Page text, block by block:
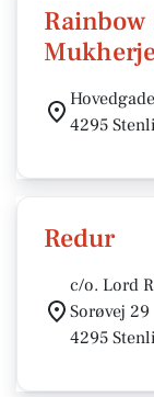
Rainbow
4295
Redur
c/o. Lord
Sorøvej 29
4295